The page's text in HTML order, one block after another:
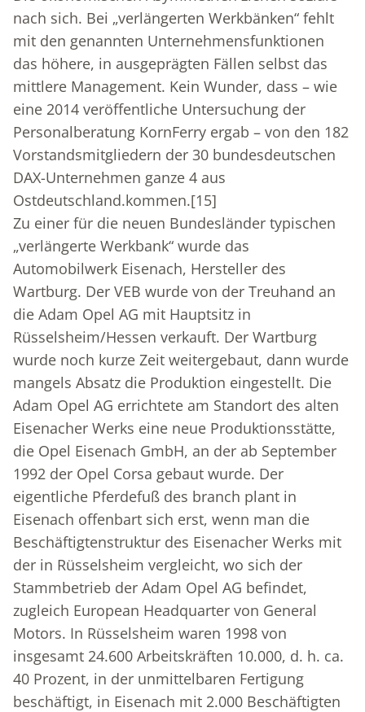
nach sich. Bei „verlängerten Werkbänken“ fehlt
mit den genannten Unternehmensfunktionen
das höhere, in ausgeprägten Fällen selbst das
mittlere Management. Kein Wunder, dass – wie
eine 2014 veröffentliche Untersuchung der
Personalberatung KornFerry ergab – von den 182
Vorstandsmitgliedern der 30 bundesdeutschen
DAX-Unternehmen ganze 4 aus
Ostdeutschland.kommen.[15]
Zu einer für die neuen Bundesländer typischen
„verlängerte Werkbank“ wurde das
Automobilwerk Eisenach, Hersteller des
Wartburg. Der VEB wurde von der Treuhand an
die Adam Opel AG mit Hauptsitz in
Rüsselsheim/Hessen verkauft. Der Wartburg
wurde noch kurze Zeit weitergebaut, dann wurde
mangels Absatz die Produktion eingestellt. Die
Adam Opel AG errichtete am Standort des alten
Eisenacher Werks eine neue Produktionsstätte,
die Opel Eisenach GmbH, an der ab September
1992 der Opel Corsa gebaut wurde. Der
eigentliche Pferdefuß des branch plant in
Eisenach offenbart sich erst, wenn man die
Beschäftigtenstruktur des Eisenacher Werks mit
der in Rüsselsheim vergleicht, wo sich der
Stammbetrieb der Adam Opel AG befindet,
zugleich European Headquarter von General
Motors. In Rüsselsheim waren 1998 von
insgesamt 24.600 Arbeitskräften 10.000, d. h. ca.
40 Prozent, in der unmittelbaren Fertigung
beschäftigt, in Eisenach mit 2.000 Beschäftigten